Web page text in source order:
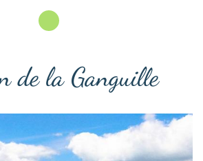
de la Ganguille